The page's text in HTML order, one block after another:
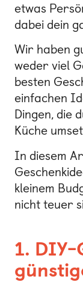
etwas
dabei dein
Wir haben
weder viel
besten
einfachen
Dingen, die
Küche
In diesem
kleinem
nicht teuer
1. DIY-